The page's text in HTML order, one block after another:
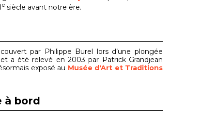
e siècle avant notre ère.
par Philippe Burel lors d’une plongée
a été relevé en 2003 par Patrick Grandjean
exposé au Musée d'Art et Traditions
à bord